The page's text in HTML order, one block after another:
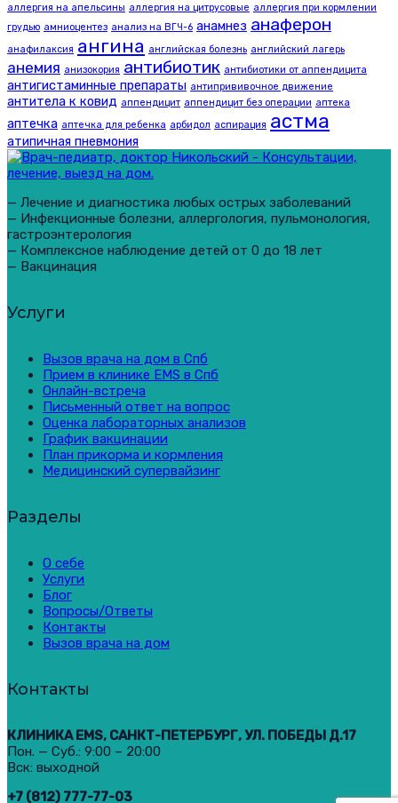
аллергия на апельсины аллергия на цитрусовые аллергия при кормлении
грудью амниоцентез анализ на ВГЧ-6 анамнез анаферон
анафилаксия ангина английская болезнь английский лагерь
анемия анизокория антибиотик антибиотики от аппендицита
антигистаминные препараты антипрививочное движение
антитела к ковид аппендицит аппендицит без операции аптека
аптечка аптечка для ребенка арбидол аспирация астма
атипичная пневмония
— Лечение и диагностика любых острых заболеваний
— Инфекционные болезни, аллергология, пульмонология,
гастроэнтерология
— Комплексное наблюдение детей от 0 до 18 лет
— Вакцинация
Услуги
Вызов врача на дом в Спб
Прием в клинике EMS в Спб
Онлайн-встреча
Письменный ответ на вопрос
Оценка лабораторных анализов
График вакцинации
План прикорма и кормления
Медицинский супервайзинг
Разделы
О себе
Услуги
Блог
Вопросы/Ответы
Контакты
Вызов врача на дом
Контакты
КЛИНИКА EMS, САНКТ-ПЕТЕРБУРГ, УЛ. ПОБЕДЫ Д.17
Пон. — Суб.: 9:00 – 20:00
Вск: выходной
+7 (812) 777-77-03